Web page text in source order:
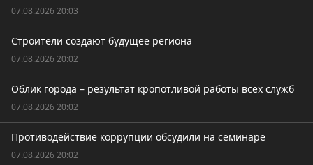
07.08.2026 20:03
Строители создают будущее региона
07.08.2026 20:02
Облик города – результат кропотливой работы всех служб
07.08.2026 20:02
Противодействие коррупции обсудили на семинаре
07.08.2026 20:02